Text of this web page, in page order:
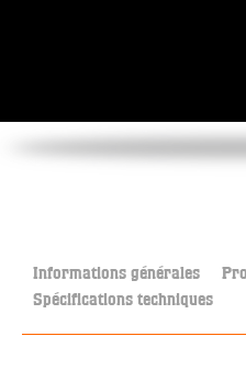
Informations générales
Spécifications techniques